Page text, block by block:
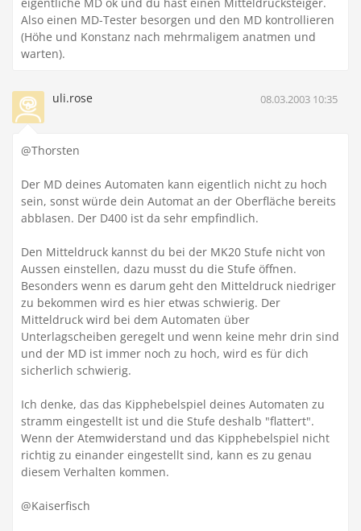
Also einen MD-Tester besorgen und den MD kontrollieren
(Höhe und Konstanz nach mehrmaligem anatmen und
warten).
uli.rose 08.03.2003 10:35
@Thorsten
Der MD deines Automaten kann eigentlich nicht zu hoch
sein, sonst würde dein Automat an der Oberfläche bereits
abblasen. Der D400 ist da sehr empfindlich.
Den Mitteldruck kannst du bei der MK20 Stufe nicht von
Aussen einstellen, dazu musst du die Stufe öffnen.
Besonders wenn es darum geht den Mitteldruck niedriger
zu bekommen wird es hier etwas schwierig. Der
Mitteldruck wird bei dem Automaten über
Unterlagscheiben geregelt und wenn keine mehr drin sind
und der MD ist immer noch zu hoch, wird es für dich
sicherlich schwierig.
Ich denke, das das Kipphebelspiel deines Automaten zu
stramm eingestellt ist und die Stufe deshalb "flattert".
Wenn der Atemwiderstand und das Kipphebelspiel nicht
richtig zu einander eingestellt sind, kann es zu genau
diesem Verhalten kommen.
@Kaiserfisch